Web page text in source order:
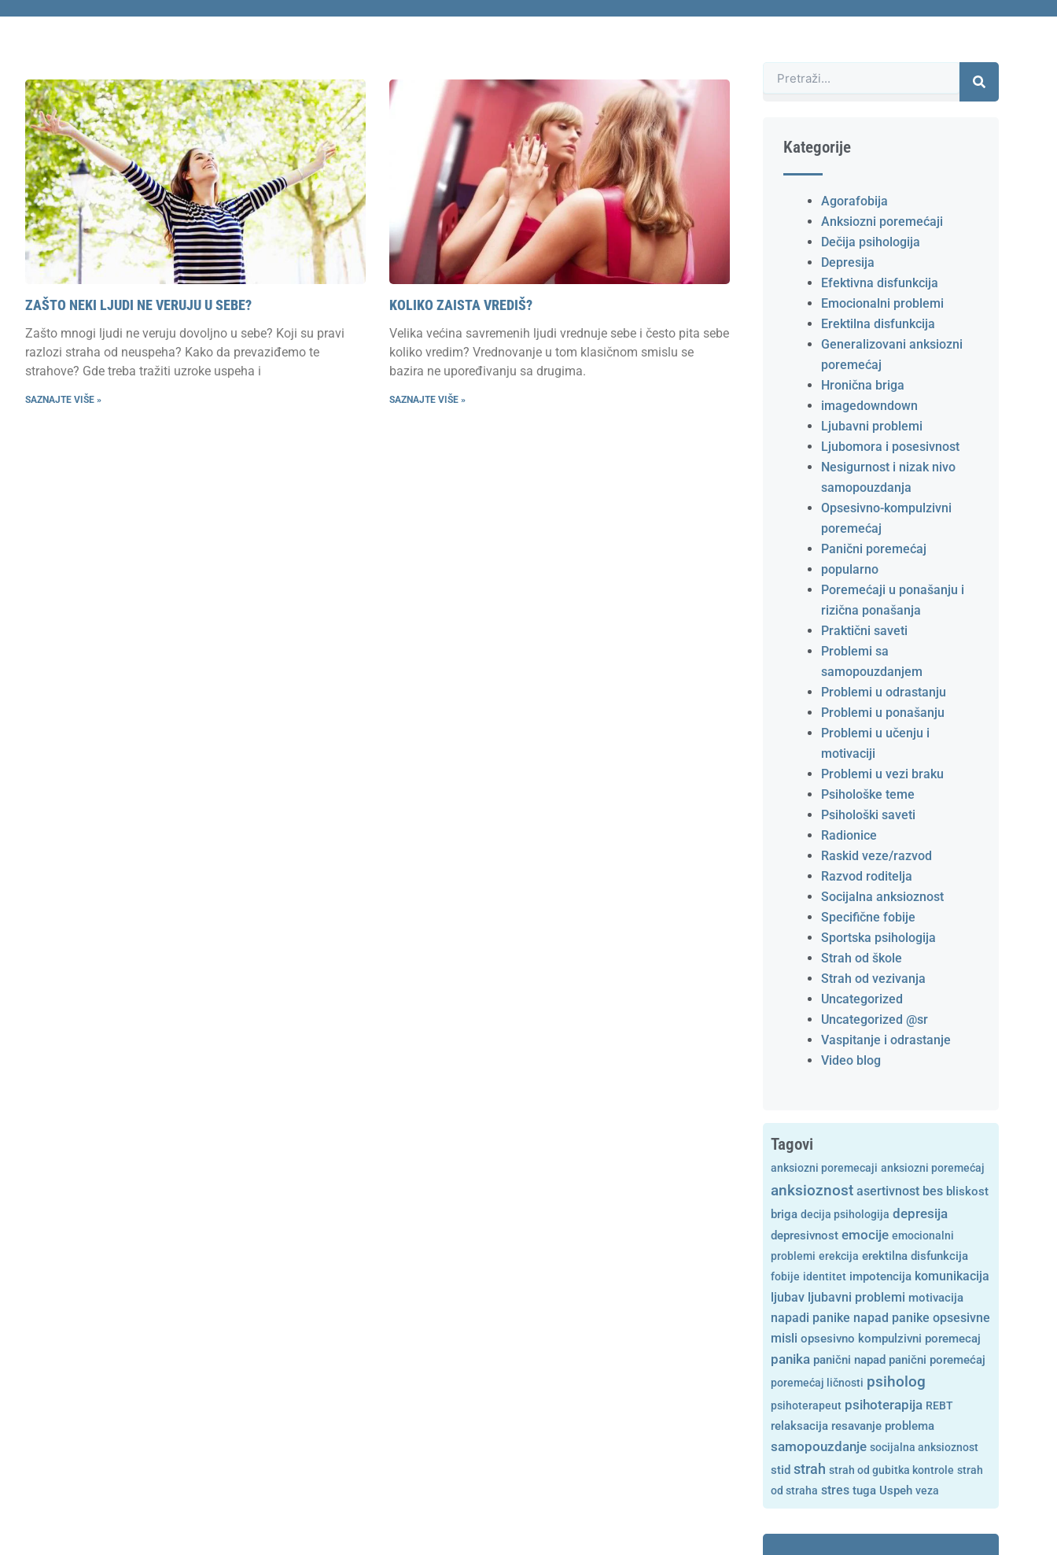
ZAŠTO NEKI LJUDI NE VERUJU U SEBE?
Zašto mnogi ljudi ne veruju dovoljno u sebe? Koji su pravi
razlozi straha od neuspeha? Kako da prevaziđemo te
strahove? Gde treba tražiti uzroke uspeha i
SAZNAJTE VIŠE »
KOLIKO ZAISTA VREDIŠ?
Velika većina savremenih ljudi vrednuje sebe i često pita sebe
koliko vredim? Vrednovanje u tom klasičnom smislu se
bazira ne upoređivanju sa drugima.
SAZNAJTE VIŠE »
Претрага
Kategorije
Agorafobija
Anksiozni poremećaji
Dečija psihologija
Depresija
Efektivna disfunkcija
Emocionalni problemi
Erektilna disfunkcija
Generalizovani anksiozni
poremećaj
Hronična briga
imagedowndown
Ljubavni problemi
Ljubomora i posesivnost
Nesigurnost i nizak nivo
samopouzdanja
Opsesivno-kompulzivni
poremećaj
Panični poremećaj
popularno
Poremećaji u ponašanju i
rizična ponašanja
Praktični saveti
Problemi sa
samopouzdanjem
Problemi u odrastanju
Problemi u ponašanju
Problemi u učenju i
motivaciji
Problemi u vezi braku
Psihološke teme
Psihološki saveti
Radionice
Raskid veze/razvod
Razvod roditelja
Socijalna anksioznost
Specifične fobije
Sportska psihologija
Strah od škole
Strah od vezivanja
Uncategorized
Uncategorized @sr
Vaspitanje i odrastanje
Video blog
Tagovi
anksiozni poremecaji anksiozni poremećaj
anksioznost asertivnost bes bliskost
briga decija psihologija depresija
depresivnost emocije emocionalni
problemi erekcija erektilna disfunkcija
fobije identitet impotencija komunikacija
ljubav ljubavni problemi motivacija
napadi panike napad panike opsesivne
misli opsesivno kompulzivni poremecaj
panika panični napad panični poremećaj
poremećaj ličnosti psiholog
psihoterapeut psihoterapija REBT
relaksacija resavanje problema
samopouzdanje socijalna anksioznost
stid strah strah od gubitka kontrole strah
od straha stres tuga Uspeh veza